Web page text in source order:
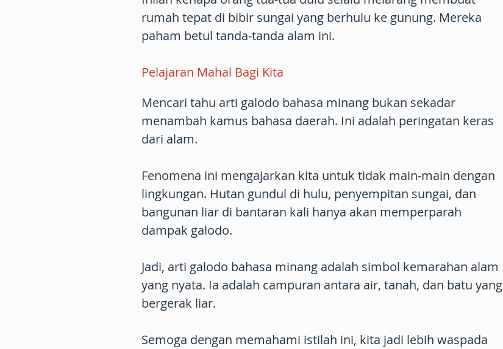
rumah tepat di bibir sungai yang berhulu ke gunung. Mereka
paham betul tanda-tanda alam ini.
Pelajaran Mahal Bagi Kita
Mencari tahu arti galodo bahasa minang bukan sekadar
menambah kamus bahasa daerah. Ini adalah peringatan keras
dari alam.
Fenomena ini mengajarkan kita untuk tidak main-main dengan
lingkungan. Hutan gundul di hulu, penyempitan sungai, dan
bangunan liar di bantaran kali hanya akan memperparah
dampak galodo.
Jadi, arti galodo bahasa minang adalah simbol kemarahan alam
yang nyata. Ia adalah campuran antara air, tanah, dan batu yang
bergerak liar.
Semoga dengan memahami istilah ini, kita jadi lebih waspada